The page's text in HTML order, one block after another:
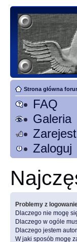
Strona główna
FAQ
Galeria
Zaloguj
Problemy z
Dlaczego nie mogę
Dlaczego w ogóle
Dlaczego jestem
W jaki sposób mogę